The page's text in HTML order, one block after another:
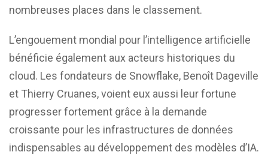
nombreuses places dans le classement.
L’engouement mondial pour l’intelligence artificielle
bénéficie également aux acteurs historiques du
cloud. Les fondateurs de Snowflake, Benoît Dageville
et Thierry Cruanes, voient eux aussi leur fortune
progresser fortement grâce à la demande
croissante pour les infrastructures de données
indispensables au développement des modèles d’IA.